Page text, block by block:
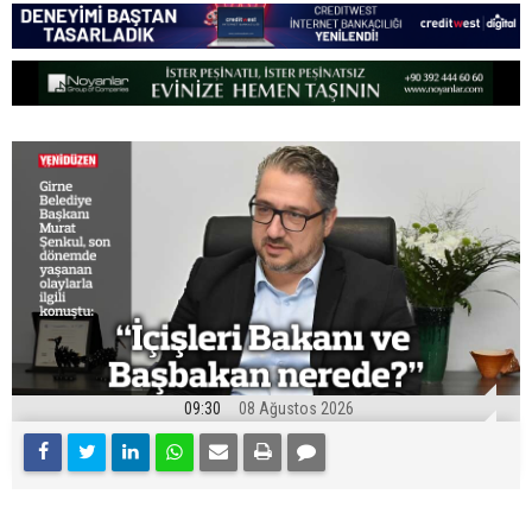
09:30 08 Ağustos 2026